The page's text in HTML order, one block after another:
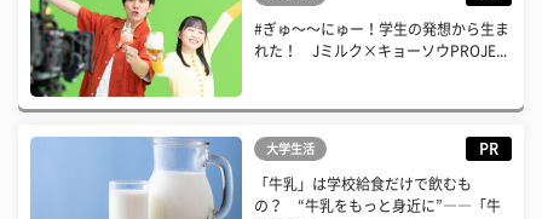
#ぎゅ〜〜にゅー！学生の発想から生ま
れた！ Jミルク×キョーソウPROJE...
大学生活 PR
「牛乳」は学校給食だけで飲むも
の？ “牛乳をもっと身近に”――「牛